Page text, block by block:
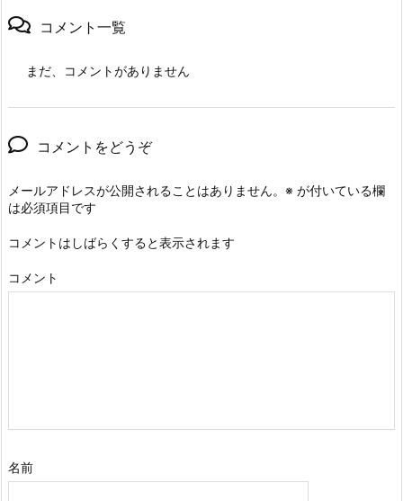
コメント一覧
まだ、コメントがありません
コメントをどうぞ
メールアドレスが公開されることはありません。 ※ が付いている欄
は必須項目です
コメントはしばらくすると表示されます
コメント
名前